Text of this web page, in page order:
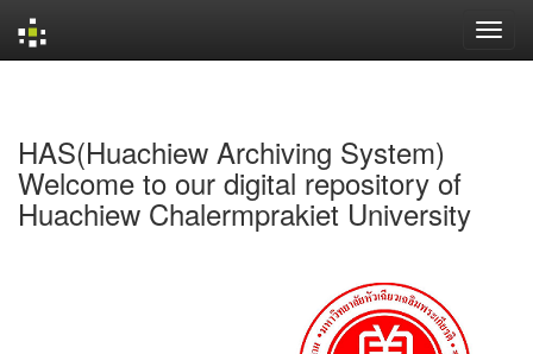
HAS(Huachiew Archiving System)
Welcome to our digital repository of
Huachiew Chalermprakiet University